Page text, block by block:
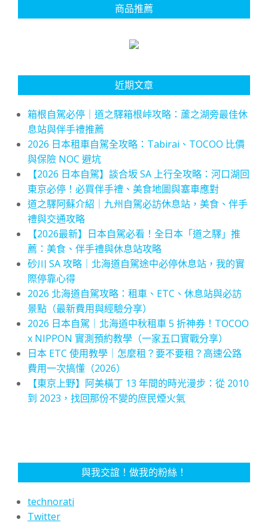
商品推薦
近期文章
箱根自駕必停｜道之驛箱根峠攻略：蘆之湖旁最佳休
息站與伴手禮推薦
2026 日本租車自駕全攻略：Tabirai、TOCOO 比價
與保險 NOC 避坑
【2026 日本自駕】談合坂 SA 上行全攻略：河口湖回
東京必停！必買伴手禮、美食地圖與塞車應對
道之驛阿蘇介紹｜九州自駕必訪休息站，美食、伴手
禮與交通攻略
【2026最新】日本自駕必看！全日本「道之驛」推
薦：美食、伴手禮與休息站攻略
砂川 SA 攻略｜北海道自駕途中必停休息站，我的實
際停靠心得
2026 北海道自駕攻略：租車、ETC、休息站與必訪
景點（最新費用與經驗分享）
2026 日本自駕｜北海道中秋租車 5 折神券！TOCOO
x NIPPON 實測預約教學（一家五口實戰分享）
日本 ETC 使用教學｜怎麼租？要不要租？高速公路
費用一次搞懂（2026）
【東京上野】阿美橫丁 13 年間的時光漫步：從 2010
到 2023，找回那份不變的庶民煙火氣
與我交誼！做我的粉絲！
technorati
Twitter